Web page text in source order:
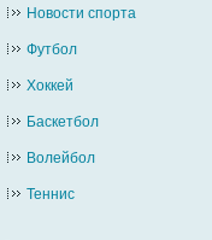
Новости cпорта
Футбол
Хоккей
Баскетбол
Волейбол
Теннис